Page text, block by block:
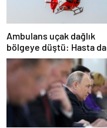
Ambulans uçak dağlık
bölgeye düştü: Hasta da
doktor da öldü